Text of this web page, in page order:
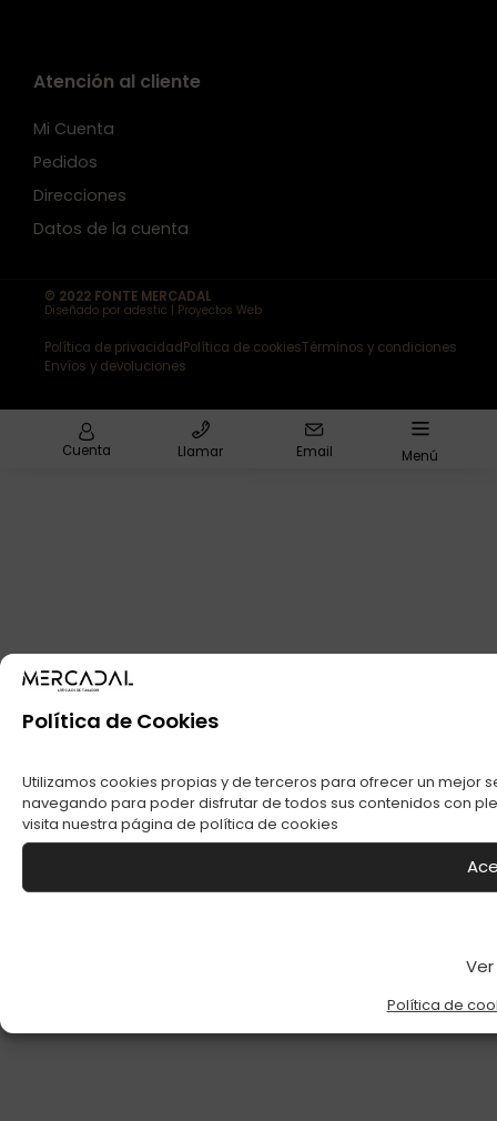
Política de Cookies
Utilizamos cookies propias y de terceros para ofrecer un mejor
navegando para poder disfrutar de todos sus contenidos con
visita nuestra página de política de cookies
Política de
Atención al cliente
Mi Cuenta
Pedidos
Direcciones
Datos de la cuenta
© 2022 FONTE MERCADAL
Diseñado por adestic | Proyectos Web
Política de privacidadPolítica de cookiesTérminos y condiciones
Envíos y devoluciones
Cuenta Llamar Email Menú